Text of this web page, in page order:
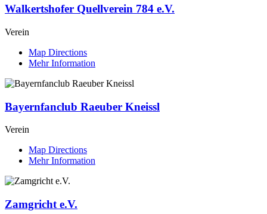
Walkertshofer Quellverein 784 e.V.
Verein
Map Directions
Mehr Information
Bayernfanclub Raeuber Kneissl
Verein
Map Directions
Mehr Information
Zamgricht e.V.